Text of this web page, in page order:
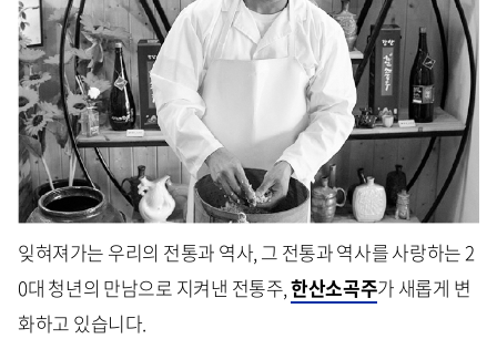
잊혀져가는 우리의 전통과 역사, 그 전통과 역사를 사랑하는 2
0대 청년의 만남으로 지켜낸 전통주,한산소곡주가 새롭게 변
화하고 있습니다.